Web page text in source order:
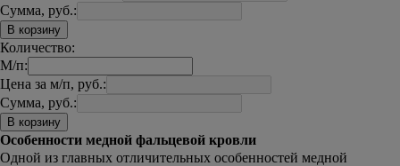
Сумма, руб.:
В корзину
Количество:
М/п:
Цена за м/п, руб.:
Сумма, руб.:
В корзину
Особенности медной фальцевой кровли
Одной из главных отличительных особенностей медной